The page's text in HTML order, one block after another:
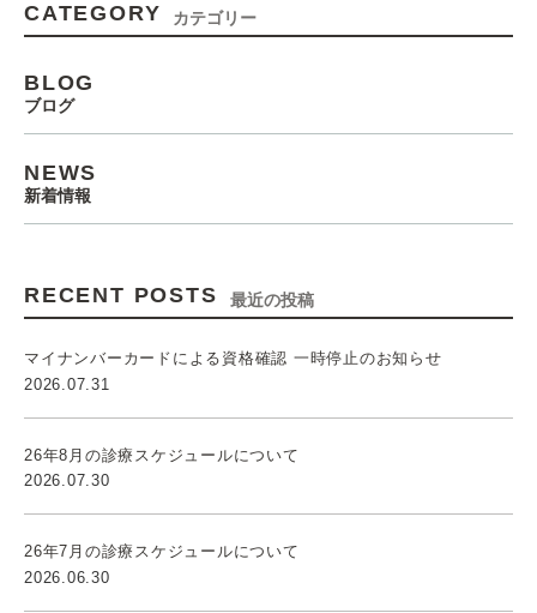
CATEGORY カテゴリー
BLOG
ブログ
NEWS
新着情報
RECENT POSTS 最近の投稿
マイナンバーカードによる資格確認 一時停止のお知らせ
2026.07.31
26年8月の診療スケジュールについて
2026.07.30
26年7月の診療スケジュールについて
2026.06.30